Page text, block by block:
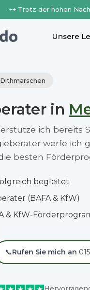
++ Trotz der hohen
Unsere
in
ich bereits
werfe ich
besten
begleitet
(BAFA & KfW)
& KfW-
📞Rufen Sie mich an